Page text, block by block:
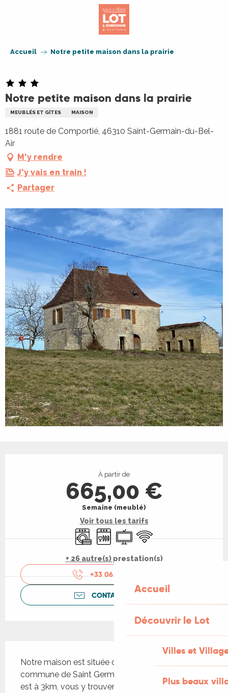
Accueil
Découvrir le Lot
Villes et
Plus beaux
Accueil Notre petite maison dans la prairie
Notre petite maison dans la prairie
MEUBLÉS ET GÎTES MAISON
1881 route de Comportié, 46310 Saint-Germain-du-Bel-
Air
M'y rendre
J'y vais en train !
Partager
À partir de
665,00 €
Semaine (meublé)
Voir tous les tarifs
Lave lingeLave vaisselle
Télévision
WiFi
+ 26 autre(s) prestation(s)
+33 06 79 13 40
CONTACTEZ-NOUS
Notre maison est située dans un hameau sur la
commune de Saint Germain du Bel Air. Le village
est à 3km, vous y trouverez, toutes les